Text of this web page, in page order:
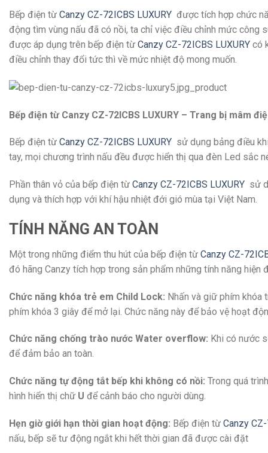
Bếp điện từ Canzy CZ-72ICBS LUXURY được tích hợp chức
động tìm vùng nấu đã có nồi, ta chỉ việc điều chỉnh mức công
được áp dụng trên bếp điện từ Canzy CZ-72ICBS LUXURY có
điều chỉnh thay đổi tức thì về mức nhiệt độ mong muốn.
Bếp điện từ Canzy CZ-72ICBS LUXURY – Trang bị mâm
Bếp điện từ Canzy CZ-72ICBS LUXURY sử dụng bảng điều
tay, mọi chương trình nấu đều được hiển thị qua đèn Led sắc
Phần thân vỏ của bếp điện từ Canzy CZ-72ICBS LUXURY sử
dụng và thích hợp với khí hậu nhiệt đới gió mùa tại Việt Nam.
TÍNH NĂNG AN TOÀN
Một trong những điểm thu hút của bếp điện từ Canzy CZ-
đó hãng Canzy tích hợp trong sản phẩm những tính năng hiện
Chức năng khóa trẻ em Child Lock: Nhấn và giữ phím khóa
phím khóa 3 giây để mở lại. Chức năng này để bảo vệ hoạt
Chức năng chống trào nước Water overflow: Khi có nước
để đảm bảo an toàn.
Chức năng tự động tắt bếp khi không có nồi: Trong quá
hình hiển thị chữ U để cảnh báo cho người dùng.
Hẹn giờ giới hạn thời gian hoạt động: Bếp điện từ Canzy
nấu, bếp sẽ tư động ngắt khi hết thời gian đã được cài đặt